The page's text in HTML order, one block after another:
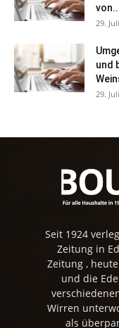
29.
und
29.
Seit 1924
Zeitung in
Zeitung ,
und die
Wirren
als